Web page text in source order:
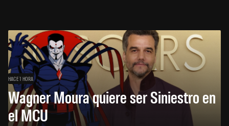
HACE 1 HORA
Wagner Moura quiere ser Siniestro en
el MCU